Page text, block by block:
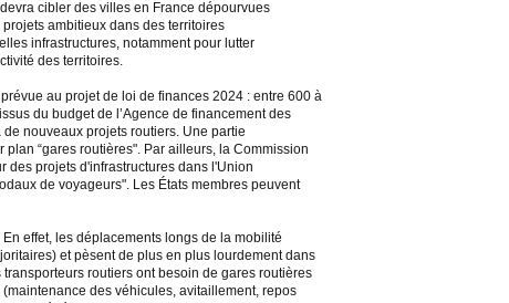
cibler des villes en France dépourvues
ambitieux dans des territoires
infrastructures, notamment pour lutter
des territoires.
au projet de loi de finances 2024 : entre 600 à
du budget de l’Agence de financement des
nouveaux projets routiers. Une partie
“gares routières". Par ailleurs, la Commission
projets d'infrastructures dans l'Union
de voyageurs". Les États membres peuvent
effet, les déplacements longs de la mobilité
et pèsent de plus en plus lourdement dans
routiers ont besoin de gares routières
des véhicules, avitaillement, repos